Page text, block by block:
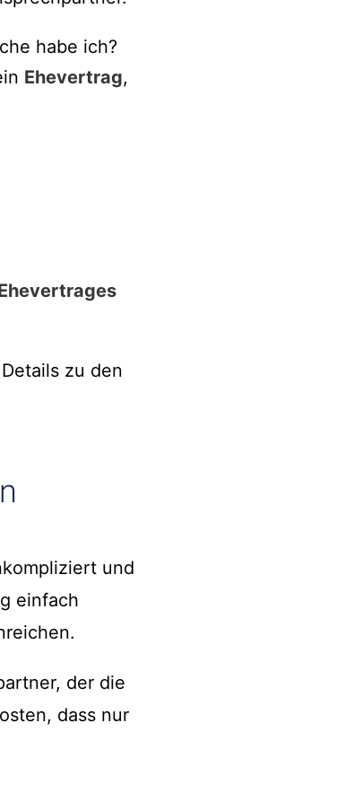
habe ich?
Ehevertrag,
zu den
und
einfach
der die
dass nur